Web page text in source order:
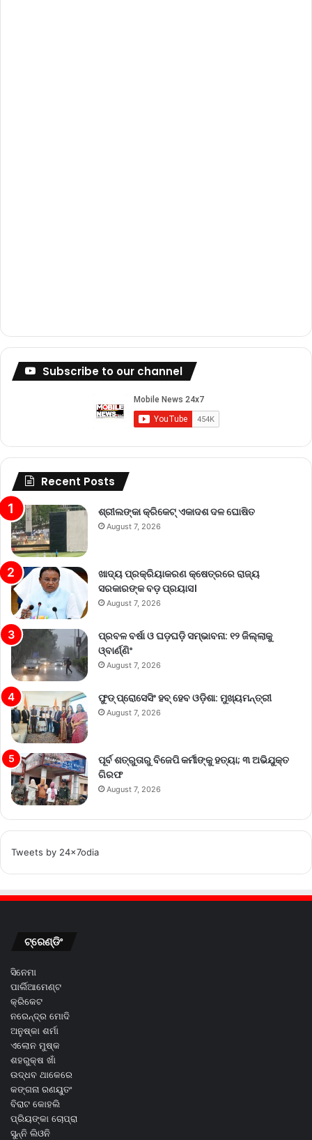
Subscribe to our channel
Recent Posts
ଶ୍ରୀଲଙ୍କା କ୍ରିକେଟ୍‌ ଏକାଦଶ ଦଳ ଘୋଷିତ
August 7, 2026
ଖାଦ୍ୟ ପ୍ରକ୍ରିୟାକରଣ କ୍ଷେତ୍ରରେ ରାଜ୍ୟ
ସରକାରଙ୍କ ବଡ଼ ପ୍ରୟାସ।
August 7, 2026
ପ୍ରବଳ ବର୍ଷା ଓ ଘଡ଼ଘଡ଼ି ସମ୍ଭାବନା: ୧୨ ଜିଲ୍ଲାକୁ
ଓ୍ବାର୍ଣ୍ଣିଂ
August 7, 2026
ଫୁଡ୍ ପ୍ରୋସେସିଂ ହବ୍ ହେବ ଓଡ଼ିଶା: ମୁଖ୍ୟମନ୍ତ୍ରୀ
August 7, 2026
ପୂର୍ବ ଶତ୍ରୁତାରୁ ବିଜେପି କର୍ମୀଙ୍କୁ ହତ୍ୟା; ୩ ଅଭିଯୁକ୍ତ
ଗିରଫ
August 7, 2026
Tweets by 24x7odia
ଟ୍ରେଣ୍ଡିଂ
ସିନେମା
ପାର୍ଲିଆମେଣ୍ଟ
କ୍ରିକେଟ
ନରେନ୍ଦ୍ର ମୋଦି
ଅନୁଷ୍କା ଶର୍ମା
ଏଲୋନ ମୁଷ୍କ
ଶହରୁକ୍ଷ ଖାଁ
ଉଦ୍ଧବ ଥାକେରେ
କଙ୍ଗନା ରଣୟୁତଂ
ବିରାଟ କୋହଲି
ପ୍ରିୟଙ୍କା ଚୋପ୍ରା
ସୁନ୍ନି ଲିଓନି